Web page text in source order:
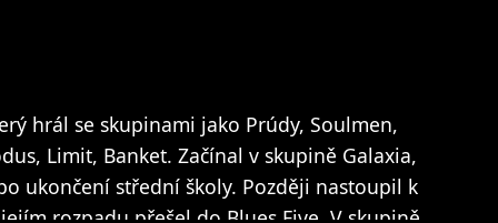
hrál se skupinami jako Prúdy, Soulmen,
Limit, Banket. Začínal v skupině Galaxia,
ukončení střední školy. Později nastoupil k
rozpadu přešel do Blues Five. V skupině